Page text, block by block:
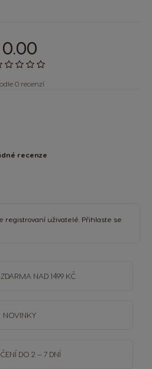
0.00
0 recenzí
recenze
registrovaní uživatelé. Přihlaste se
ZDARMA NAD 1499 KČ
NOVINKY
DO 2 – 7 DNÍ